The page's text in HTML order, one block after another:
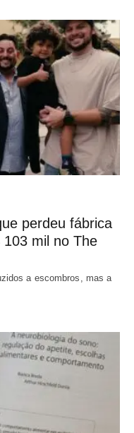
perdeu fábrica
mil no The
a escombros, mas a